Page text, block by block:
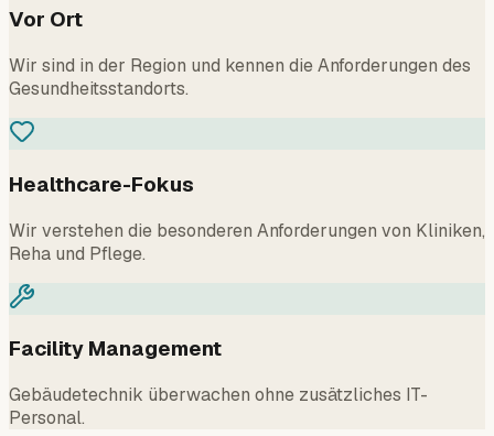
Vor Ort
Wir sind in der Region und kennen die Anforderungen des
Gesundheitsstandorts.
Healthcare-Fokus
Wir verstehen die besonderen Anforderungen von Kliniken,
Reha und Pflege.
Facility Management
Gebäudetechnik überwachen ohne zusätzliches IT-
Personal.